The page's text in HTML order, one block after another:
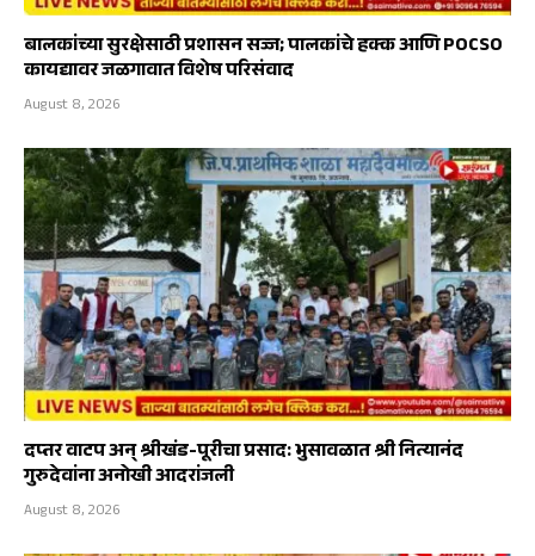
बालकांच्या सुरक्षेसाठी प्रशासन सज्ज; पालकांचे हक्क आणि POCSO
कायद्यावर जळगावात विशेष परिसंवाद
August 8, 2026
दप्तर वाटप अन् श्रीखंड-पूरीचा प्रसाद: भुसावळात श्री नित्यानंद
गुरुदेवांना अनोखी आदरांजली
August 8, 2026